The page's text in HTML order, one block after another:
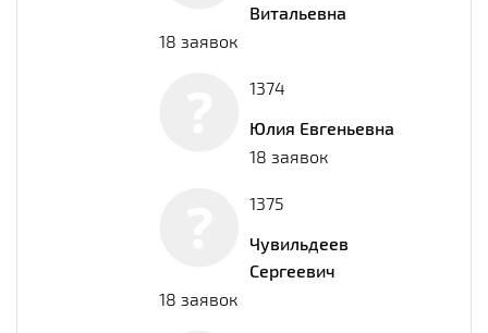
Витальевна
18 заявок
1374
Юлия Евгеньевна
18 заявок
1375
Чувильдеев
Сергеевич
18 заявок